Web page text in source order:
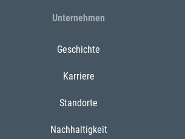
Unternehmen
Geschichte
Karriere
Standorte
Nachhaltigkeit